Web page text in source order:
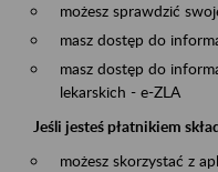
możesz sprawdzić
masz dostęp do
masz dostęp do
lekarskich - e-ZLA
Jeśli jesteś płatnikiem
możesz skorzystać z